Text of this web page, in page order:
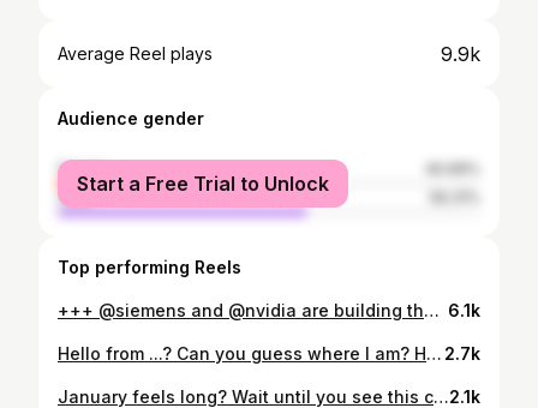
Average Reel plays 9.9k
Audience gender
female
male
Start a Free Trial to Unlock
Top performing Reels
+++ @siemens and @nvidia are building the Industrial AI Operating System.+++ Just the two of us, casually kicking off 2026 together at the world’s most influential tech stage…😉 Incredibly proud to have announced a significant expansion of our strategic partnership with Jensen Huang & @nvidia today at @ces. Together, we are building the Industrial AI operating system – redefining how the physical world is designed, built, and run - to scale AI and create real-world impact. By combining NVIDIA’s leadership in accelerated computing and AI platforms with Siemens’ leading hardware, software, industrial AI and data, we’re empowering customers to develop products faster with the most comprehensive digital twins, adapt production in real time, and accelerate technologies from chips to AI factories. And we aim to accelerate each others’ operations and portfolio by implementing technologies on our own systems while scaling them across industries. Thank you, Jensen, for our partnership – and for building the Industrial AI Operating System together with us. 🚀 6.1k
Hello from ...? Can you guess where I am? Hint: This country is the world's fastest-growing major economy. 😉 2.7k
January feels long? Wait until you see this carousel. 😉 #TeamSiemens is here for the long haul - transforming mobility for decades to come and creating legacy for generations. 🚄 Swipe for proof ➡️ Tag someone who appreciates the long game 👇2.1k